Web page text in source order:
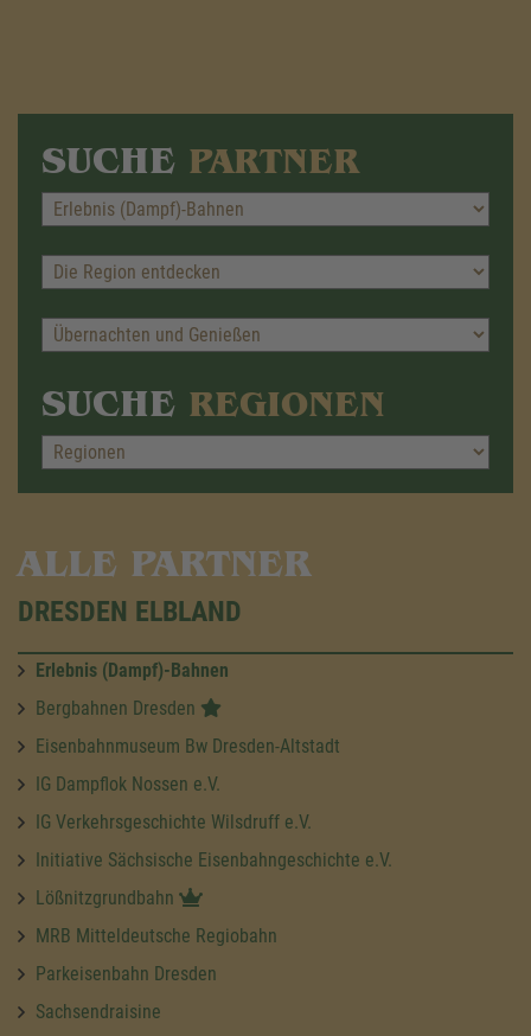
SUCHE PARTNER
SUCHE REGIONEN
ALLE PARTNER
DRESDEN ELBLAND
Erlebnis (Dampf)-Bahnen
Bergbahnen Dresden
Eisenbahnmuseum Bw Dresden-Altstadt
IG Dampflok Nossen e.V.
IG Verkehrsgeschichte Wilsdruff e.V.
Initiative Sächsische Eisenbahngeschichte e.V.
Lößnitzgrundbahn
MRB Mitteldeutsche Regiobahn
Parkeisenbahn Dresden
Sachsendraisine